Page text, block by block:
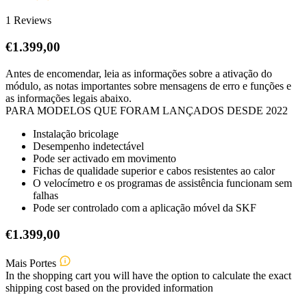
1 Reviews
€1.399,00
Antes de encomendar, leia as informações sobre a ativação do
módulo, as notas importantes sobre mensagens de erro e funções e
as informações legais abaixo.
PARA MODELOS QUE FORAM LANÇADOS DESDE 2022
Instalação bricolage
Desempenho indetectável
Pode ser activado em movimento
Fichas de qualidade superior e cabos resistentes ao calor
O velocímetro e os programas de assistência funcionam sem
falhas
Pode ser controlado com a aplicação móvel da SKF
€1.399,00
Mais Portes
In the shopping cart you will have the option to calculate the exact
shipping cost based on the provided information